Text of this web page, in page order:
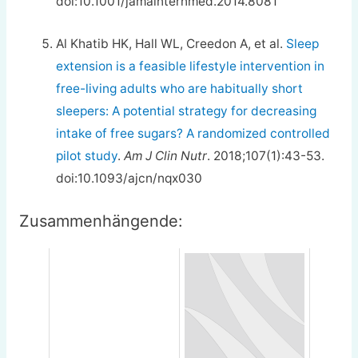
Al Khatib HK, Hall WL, Creedon A, et al. Sleep
extension is a feasible lifestyle intervention in
free-living adults who are habitually short
sleepers: A potential strategy for decreasing
intake of free sugars? A randomized controlled
pilot study.Am J Clin Nutr. 2018;107(1):43-53.
doi:10.1093/ajcn/nqx030
Zusammenhängende: